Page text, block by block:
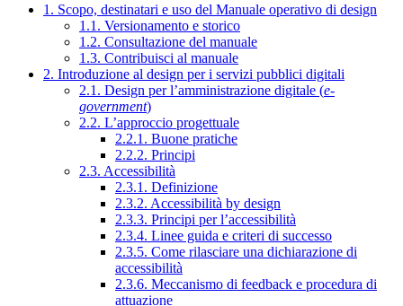
1. Scopo, destinatari e uso del Manuale operativo di design
1.1. Versionamento e storico
1.2. Consultazione del manuale
1.3. Contribuisci al manuale
2. Introduzione al design per i servizi pubblici digitali
2.1. Design per l’amministrazione digitale (e-
government)
2.2. L’approccio progettuale
2.2.1. Buone pratiche
2.2.2. Principi
2.3. Accessibilità
2.3.1. Definizione
2.3.2. Accessibilità by design
2.3.3. Principi per l’accessibilità
2.3.4. Linee guida e criteri di successo
2.3.5. Come rilasciare una dichiarazione di
accessibilità
2.3.6. Meccanismo di feedback e procedura di
attuazione